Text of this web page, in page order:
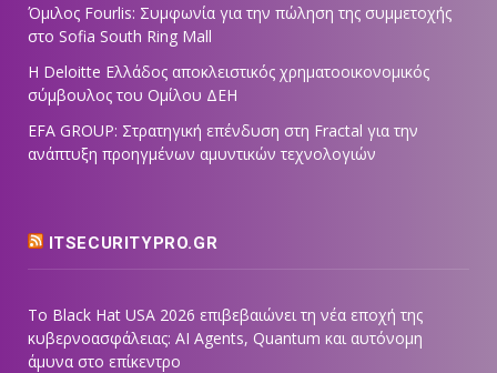
Όμιλος Fourlis: Συμφωνία για την πώληση της συμμετοχής
στο Sofia South Ring Mall
Η Deloitte Ελλάδος αποκλειστικός χρηματοοικονομικός
σύμβουλος του Ομίλου ΔΕΗ
EFA GROUP: Στρατηγική επένδυση στη Fractal για την
ανάπτυξη προηγμένων αμυντικών τεχνολογιών
ITSECURITYPRO.GR
Το Black Hat USA 2026 επιβεβαιώνει τη νέα εποχή της
κυβερνοασφάλειας: AI Agents, Quantum και αυτόνομη
άμυνα στο επίκεντρο